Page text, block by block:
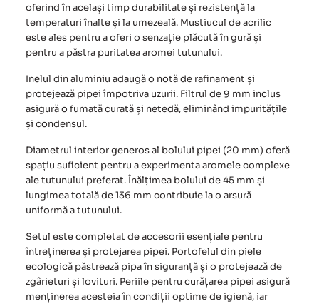
oferind în același timp durabilitate și rezistență la
temperaturi înalte și la umezeală. Mustiucul de acrilic
este ales pentru a oferi o senzație plăcută în gură și
pentru a păstra puritatea aromei tutunului.
Inelul din aluminiu adaugă o notă de rafinament și
protejează pipei împotriva uzurii. Filtrul de 9 mm inclus
asigură o fumată curată și netedă, eliminând impuritățile
și condensul.
Diametrul interior generos al bolului pipei (20 mm) oferă
spațiu suficient pentru a experimenta aromele complexe
ale tutunului preferat. Înălțimea bolului de 45 mm și
lungimea totală de 136 mm contribuie la o arsură
uniformă a tutunului.
Setul este completat de accesorii esențiale pentru
întreținerea și protejarea pipei. Portofelul din piele
ecologică păstrează pipa în siguranță și o protejează de
zgârieturi și lovituri. Periile pentru curățarea pipei asigură
menținerea acesteia în condiții optime de igienă, iar